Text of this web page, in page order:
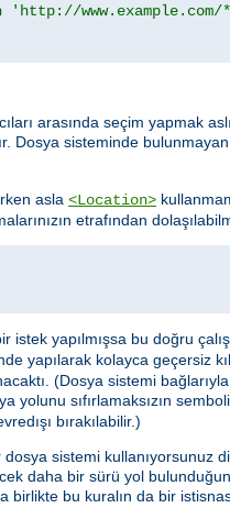
'http://
arasında seçim
Dosya sisteminde
asla <Location>
etrafından
istek yapılmışsa bu doğru
yapılarak kolayca geçersiz
(Dosya sistemi
yolunu sıfırlamaksızın
bırakılabilir.)
sistemi kullanıyorsunuz
daha bir sürü yol
birlikte bu kuralın da bir